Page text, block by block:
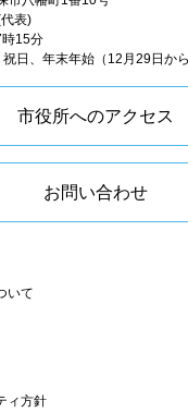
表)
15分
日、年末年始（12月29日から
市役所へのアクセス
お問い合わせ
いて
ィ方針